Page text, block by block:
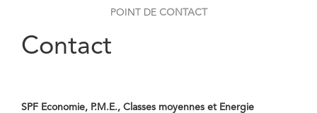
POINT DE CONTACT
Contact
SPF Economie, P.M.E., Classes moyennes et Energie